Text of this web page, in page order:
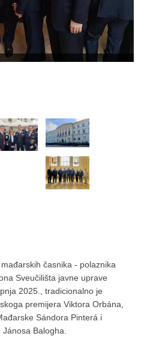
časnika - polaznika
Sveučilišta javne uprave
2025., tradicionalno je
premijera Viktora Orbána,
Sándora Pinterá i
Balogha.